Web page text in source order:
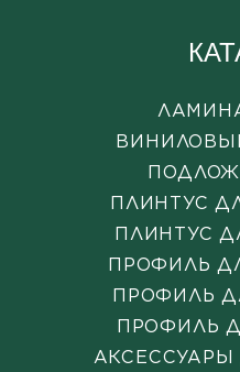
ПЛИНТУС
ПЛИНТУС
ПРОФИЛЬ
ПРОФИЛЬ
ПРОФИЛЬ